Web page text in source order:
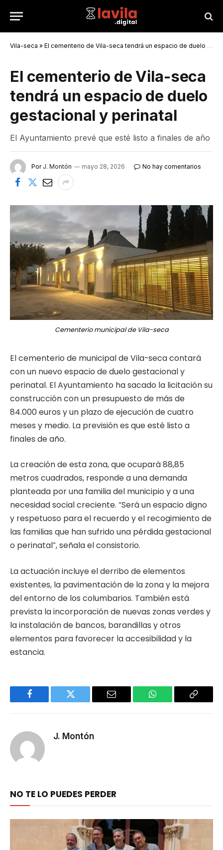
Vila-seca » El cementerio de Vila-seca tendrá un espacio de duelo gestacional y perinatal
El cementerio de Vila-seca
tendrá un espacio de duelo
gestacional y perinatal
El Ayuntamiento prevé que esté listo a finales de año
Por J. Montón mayo 28, 2026 No hay comentarios
Cementerio municipal de Vila-seca
El cementerio de municipal de Vila-seca contará
con un nuevo espacio de duelo gestacional y
perinatal. El Ayuntamiento ha sacado la licitación su
construcción con un presupuesto de más de
84.000 euros y un plazo de ejecución de cuatro
meses y medio. La previsión es que esté listo a
finales de año.
La creación de esta zona, que ocupará 88,85
metros cuadrados, responde a una demanda
planteada por una familia del municipio y a una
necesidad social creciente. “Será un espacio digno
y respetuoso para el recuerdo y el recogimiento de
las familias que han sufrido una pérdida gestacional
o perinatal”, señala el consistorio.
La actuación incluye el derribo de elementos
existentes, la pavimentación de la zona y la mejora
del entorno de los columbarios. También está
prevista la incorporación de nuevas zonas verdes y
la instalación de bancos, barandillas y otros
elementos para favorecer la accesibilidad y la
estancia.
Facebook Twitter Email WhatsApp Copy
J. Montón
NO TE LO PUEDES PERDER